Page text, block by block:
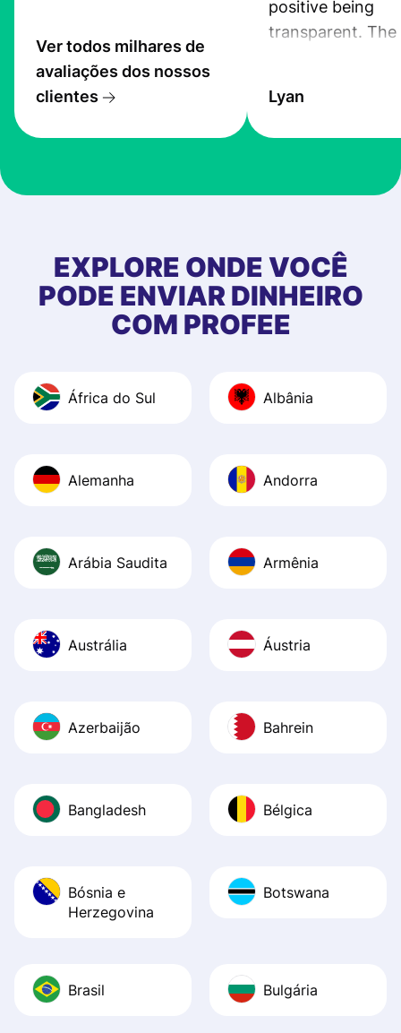
Ver todos milhares de
avaliações dos nossos
clientes
positive being
transparent. The
the exchange
at Profee is very
first started
app, and they
quick to provide
and helpful
Recommend it!
Lyan
EXPLORE ONDE VOCÊ
PODE ENVIAR DINHEIRO
COM PROFEE
África do Sul Albânia
Alemanha Andorra
Arábia Saudita Armênia
Austrália Áustria
Azerbaijão Bahrein
Bangladesh Bélgica
Bósnia e
Herzegovina
Botswana
Brasil Bulgária